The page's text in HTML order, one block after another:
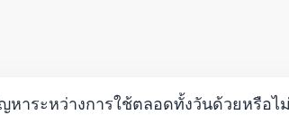
หาระหว่างการใช้ตลอดทั้งวันด้วยหรือไม่